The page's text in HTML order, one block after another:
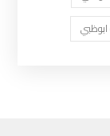
ابوظبي